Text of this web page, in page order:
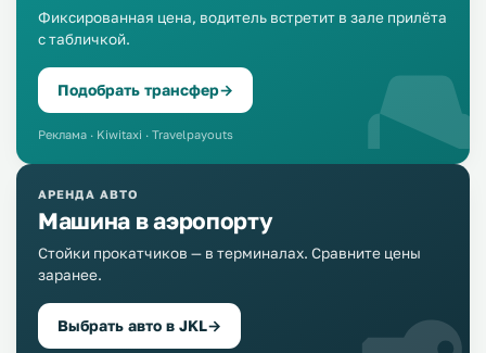
Фиксированная цена, водитель встретит в зале прилёта
с табличкой.
Подобрать трансфер→
Реклама · Kiwitaxi · Travelpayouts
АРЕНДА АВТО
Машина в аэропорту
Стойки прокатчиков — в терминалах. Сравните цены
заранее.
Выбрать авто в JKL→